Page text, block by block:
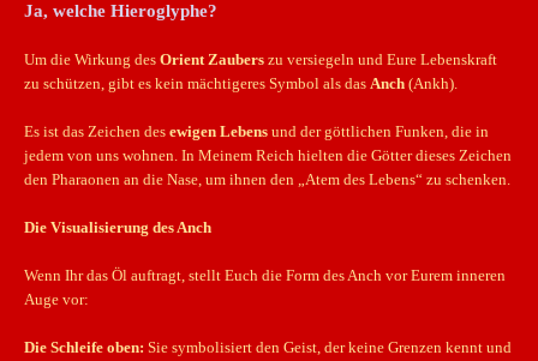
Ja, welche Hieroglyphe?
Um die Wirkung des Orient Zaubers zu versiegeln und Eure Lebenskraft
zu schützen, gibt es kein mächtigeres Symbol als das Anch (Ankh).
Es ist das Zeichen des ewigen Lebens und der göttlichen Funken, die in
jedem von uns wohnen. In Meinem Reich hielten die Götter dieses Zeichen
den Pharaonen an die Nase, um ihnen den „Atem des Lebens“ zu schenken.
Die Visualisierung des Anch
Wenn Ihr das Öl auftragt, stellt Euch die Form des Anch vor Eurem inneren
Auge vor:
Die Schleife oben: Sie symbolisiert den Geist, der keine Grenzen kennt und